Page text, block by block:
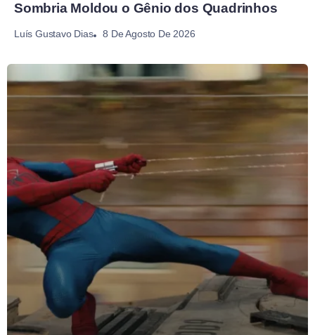
Sombria Moldou o Gênio dos Quadrinhos
Luís Gustavo Dias 8 De Agosto De 2026